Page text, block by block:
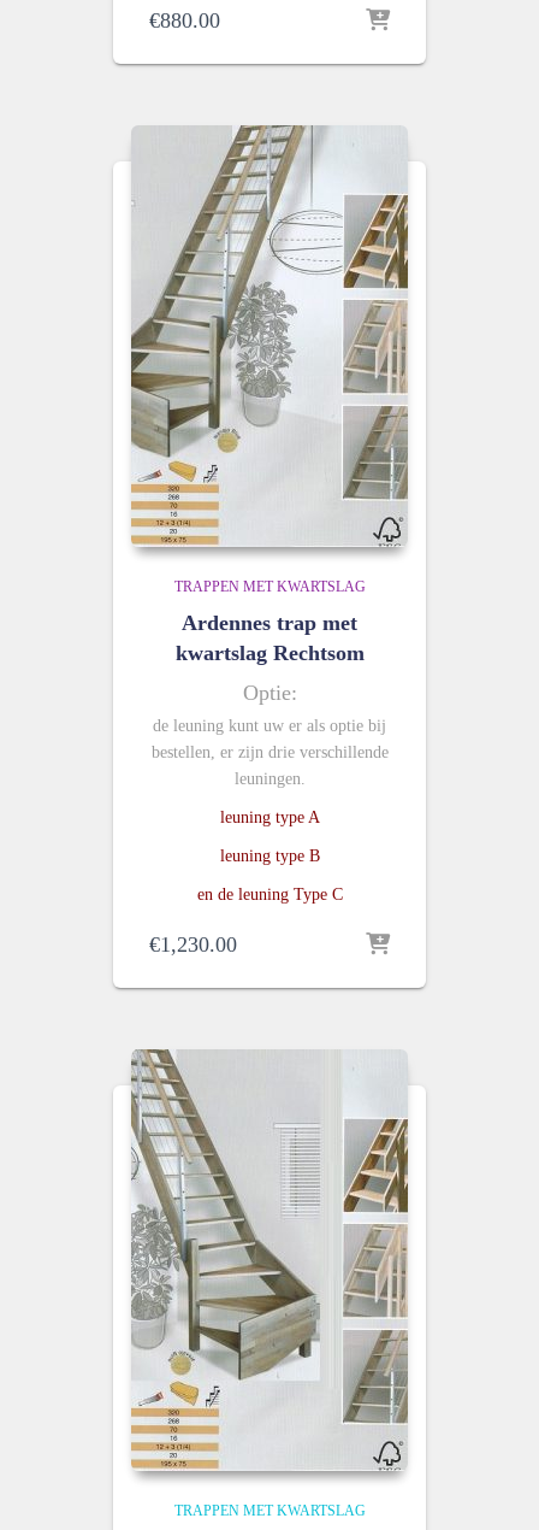
€880.00
TRAPPEN MET KWARTSLAG
Ardennes trap met
kwartslag Rechtsom
Optie:
de leuning kunt uw er als optie bij
bestellen, er zijn drie verschillende
leuningen.
leuning type A
leuning type B
en de leuning Type C
€1,230.00
TRAPPEN MET KWARTSLAG